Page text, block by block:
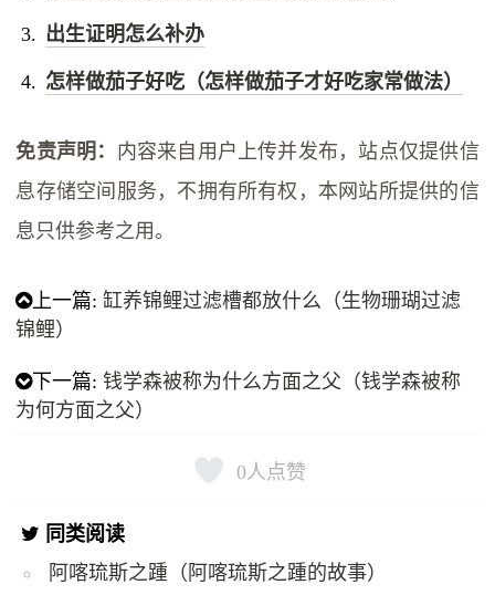
出生证明怎么补办
怎样做茄子好吃（怎样做茄子才好吃家常做法）
免责声明： 内容来自用户上传并发布，站点仅提供信
息存储空间服务，不拥有所有权，本网站所提供的信
息只供参考之用。
上一篇:缸养锦鲤过滤槽都放什么（生物珊瑚过滤
锦鲤）
下一篇:钱学森被称为什么方面之父（钱学森被称
为何方面之父）
0人点赞
同类阅读
阿喀琉斯之踵（阿喀琉斯之踵的故事）